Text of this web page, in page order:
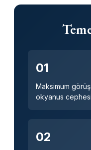
01
Maksimum
okyanus cephesi
02